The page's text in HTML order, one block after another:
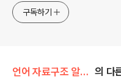
구독하기
언어 자료구조 알고리즘/디딤돌 C++ 의 다